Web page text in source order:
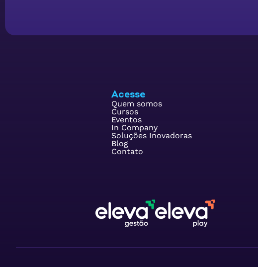
Acesse
Quem somos
Cursos
Eventos
In Company
Soluções Inovadoras
Blog
Contato